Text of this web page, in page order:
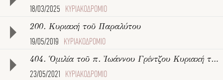
18/03/2025 ΚΥΡΙΑΚΟΔΡΟΜΙΟ
200. Κυριακή τοῦ Παραλύτου
19/05/2019 ΚΥΡΙΑΚΟΔΡΟΜΙΟ
404. Ὁμιλία τοῦ π. Ἰωάννου Γρίντζου Κυριακή τοῦ Παραλύτου
23/05/2021 ΚΥΡΙΑΚΟΔΡΟΜΙΟ